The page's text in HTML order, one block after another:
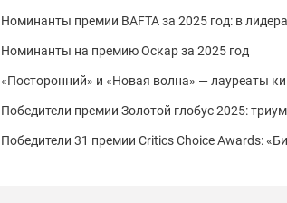
Номинанты премии BAFTA за 2025 год: в
Номинанты на премию Оскар за 2025 год
«Посторонний» и «Новая волна» — лауреаты
Победители премии Золотой глобус 2025:
Победители 31 премии Critics Choice Awards: